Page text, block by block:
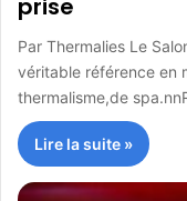
prise
Par Thermalies Le
véritable référence en
thermalisme,de
Lire la suite »